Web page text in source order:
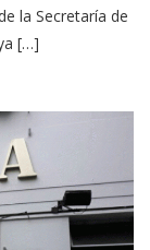
la Secretaría de
[…]